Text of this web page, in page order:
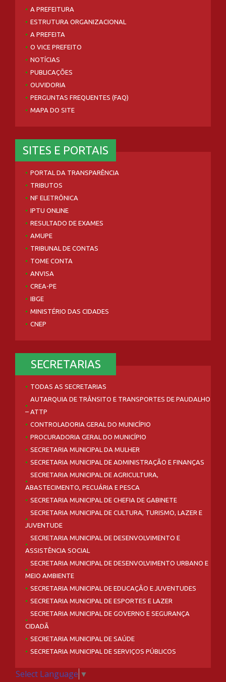
A PREFEITURA
ESTRUTURA ORGANIZACIONAL
A PREFEITA
O VICE PREFEITO
NOTÍCIAS
PUBLICAÇÕES
OUVIDORIA
PERGUNTAS FREQUENTES (FAQ)
MAPA DO SITE
SITES E PORTAIS
PORTAL DA TRANSPARÊNCIA
TRIBUTOS
NF ELETRÔNICA
IPTU ONLINE
RESULTADO DE EXAMES
AMUPE
TRIBUNAL DE CONTAS
TOME CONTA
ANVISA
CREA-PE
IBGE
MINISTÉRIO DAS CIDADES
CNEP
SECRETARIAS
TODAS AS SECRETARIAS
AUTARQUIA DE TRÂNSITO E TRANSPORTES DE PAUDALHO
– ATTP
CONTROLADORIA GERAL DO MUNICÍPIO
PROCURADORIA GERAL DO MUNICÍPIO
SECRETARIA MUNICIPAL DA MULHER
SECRETARIA MUNICIPAL DE ADMINISTRAÇÃO E FINANÇAS
SECRETARIA MUNICIPAL DE AGRICULTURA,
ABASTECIMENTO, PECUÁRIA E PESCA
SECRETARIA MUNICIPAL DE CHEFIA DE GABINETE
SECRETARIA MUNICIPAL DE CULTURA, TURISMO, LAZER E
JUVENTUDE
SECRETARIA MUNICIPAL DE DESENVOLVIMENTO E
ASSISTÊNCIA SOCIAL
SECRETARIA MUNICIPAL DE DESENVOLVIMENTO URBANO E
MEIO AMBIENTE
SECRETARIA MUNICIPAL DE EDUCAÇÃO E JUVENTUDES
SECRETARIA MUNICIPAL DE ESPORTES E LAZER
SECRETARIA MUNICIPAL DE GOVERNO E SEGURANÇA
CIDADÃ
SECRETARIA MUNICIPAL DE SAÚDE
SECRETARIA MUNICIPAL DE SERVIÇOS PÚBLICOS
Select Language ▼